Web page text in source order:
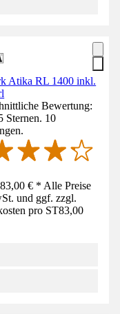
Atika RL 1400 inkl.
Bewertung:
Sternen. 10
€ * Alle Preise
und ggf. zzgl.
pro ST83,00